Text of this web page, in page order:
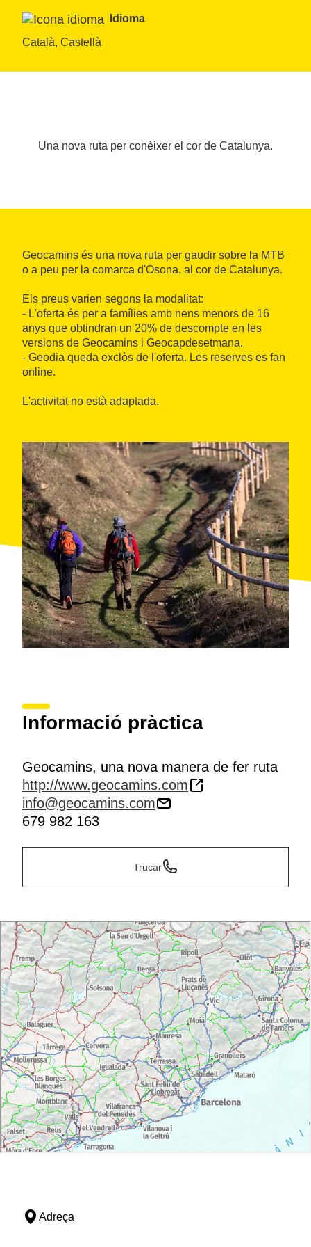
Idioma
Català, Castellà
Una nova ruta per conèixer el cor de Catalunya.
Geocamins és una nova ruta per gaudir sobre la MTB
o a peu per la comarca d'Osona, al cor de Catalunya.
Els preus varien segons la modalitat:
- L'oferta és per a famílies amb nens menors de 16
anys que obtindran un 20% de descompte en les
versions de Geocamins i Geocapdesetmana.
- Geodia queda exclòs de l'oferta. Les reserves es fan
online.
L'activitat no està adaptada.
Informació pràctica
Geocamins, una nova manera de fer ruta
http://www.geocamins.com
info@geocamins.com
679 982 163
Trucar
Adreça